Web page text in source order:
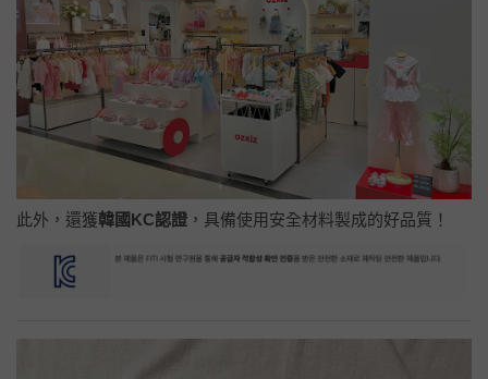
此外，還獲韓國KC認證 ，具備使用安全材料製成的好品質！